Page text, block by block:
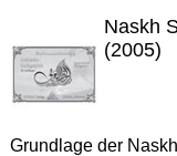
Naskh
(2005)
Grundlage der